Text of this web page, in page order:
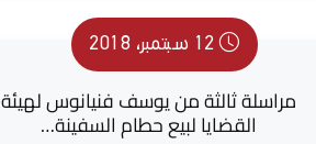
12 سبتمبر، 2018
مراسلة ثالثة من يوسف فنيانوس لهيئة
القضايا لبيع حطام السفينة…